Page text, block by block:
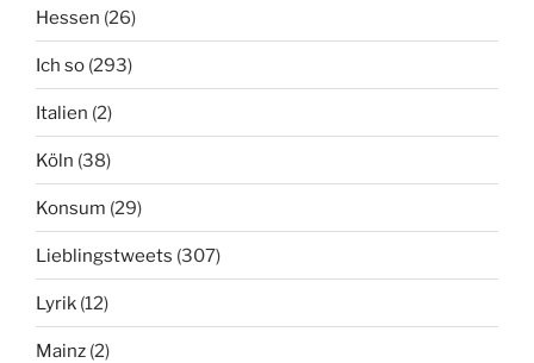
Hessen (26)
Ich so (293)
Italien (2)
Köln (38)
Konsum (29)
Lieblingstweets (307)
Lyrik (12)
Mainz (2)